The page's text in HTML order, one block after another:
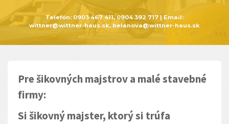
Telefón: 0903 467 411, 0904 392 717 | Email:
wittner@wittner-haus.sk, belanova@wittner-haus.sk
Pre šikovných majstrov a malé stavebné
firmy:
Si šikovný majster, ktorý si trúfa